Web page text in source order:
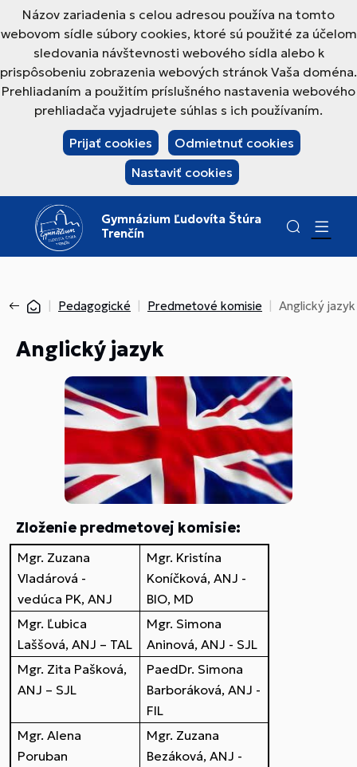
Názov zariadenia s celou adresou používa na tomto
webovom sídle súbory cookies, ktoré sú použité za účelom
sledovania návštevnosti webového sídla alebo k
prispôsobeniu zobrazenia webových stránok Vaša doména.
Prehliadaním a použitím príslušného nastavenia webového
prehliadača vyjadrujete súhlas s ich používaním.
Prijať cookies
Odmietnuť cookies
Nastaviť cookies
Gymnázium Ľudovíta Štúra
Trenčín
Pedagogické Predmetové komisie Anglický jazyk
Anglický jazyk
Zloženie predmetovej komisie:
Mgr. Zuzana
Vladárová -
vedúca PK, ANJ
Mgr. Kristína
Koníčková, ANJ -
BIO, MD
Mgr. Ľubica
Laššová, ANJ – TAL
Mgr. Simona
Aninová, ANJ - SJL
Mgr. Zita Pašková,
ANJ – SJL
PaedDr. Simona
Barboráková, ANJ -
FIL
Mgr. Alena
Poruban
Mgr. Zuzana
Bezáková, ANJ -